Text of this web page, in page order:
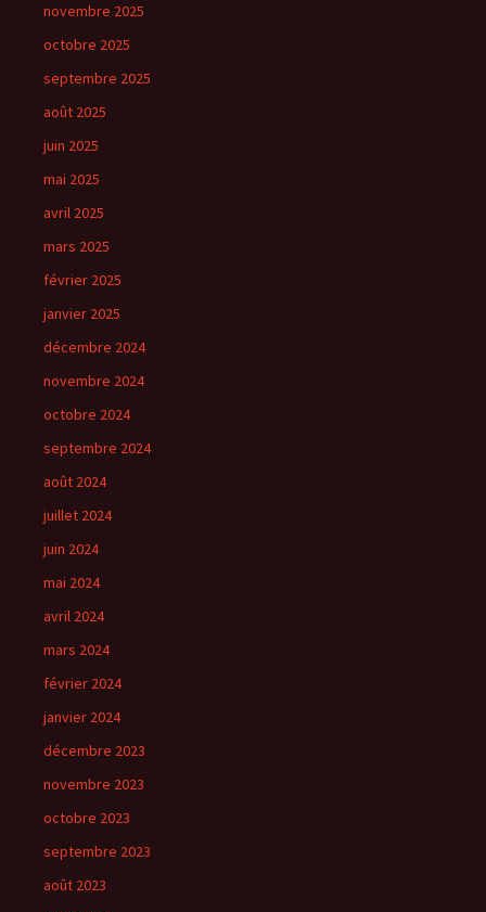
novembre 2025
octobre 2025
septembre 2025
août 2025
juin 2025
mai 2025
avril 2025
mars 2025
février 2025
janvier 2025
décembre 2024
novembre 2024
octobre 2024
septembre 2024
août 2024
juillet 2024
juin 2024
mai 2024
avril 2024
mars 2024
février 2024
janvier 2024
décembre 2023
novembre 2023
octobre 2023
septembre 2023
août 2023